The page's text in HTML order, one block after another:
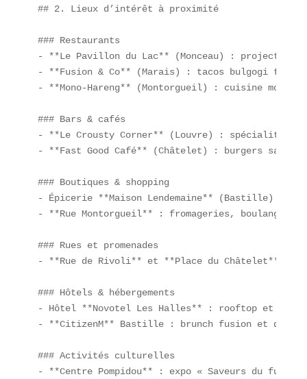
## 2. Lieux d’intérêt à proximité
### Restaurants
- **Le Pavillon du Lac** (Monceau) :
- **Fusion & Co** (Marais) : tacos bulgogi
- **Mono-Hareng** (Montorgueil) : cuisine mono-
### Bars & cafés
- **Le Crousty Corner** (Louvre) : spécialités
- **Fast Good Café** (Châtelet) : burgers sains
### Boutiques & shopping
- Épicerie **Maison Lendemaine** (Bastille) :
- **Rue Montorgueil** : fromageries,
### Rues et promenades
- **Rue de Rivoli** et **Place du Châtelet** :
### Hôtels & hébergements
- Hôtel **Novotel Les Halles** : rooftop et
- **CitizenM** Bastille : brunch fusion et dark
### Activités culturelles
- **Centre Pompidou** : expo « Saveurs du